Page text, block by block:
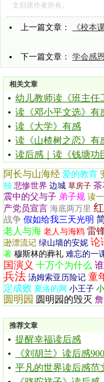
文归原作者所有。
上一篇文章： 《校本
下一篇文章： 学会感
相关文章
幼儿教师读《班主任
读《邓小平文选》有
读《大学》有感
读《山楂树之恋》有
读后感｜读《钱塘功
阿长与山海经 爱的教育
独 悲惨世界 边城 草房子 茶
震中的父与子 弟子规 读
产党员宣言 海底两万里
战争 假如给我三天光明
老人与海 老人与海鸥 雷
逊漂流记 绿山墙的安妮 论
著 穆斯林的葬礼 难忘的一
国演义 十万个为什么
兵法 汤姆索亚历险记 童
定成败 夏洛的网 小王子
圆明园 圆明园的毁灭
推荐文章
提醒幸福读后感
《刘胡兰》读后感
平凡的世界读后感范